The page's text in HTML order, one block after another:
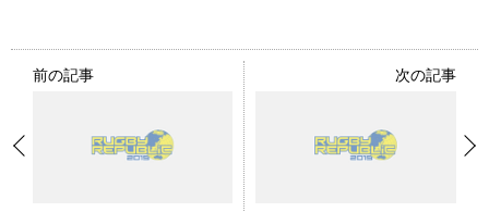
前の記事 次の記事